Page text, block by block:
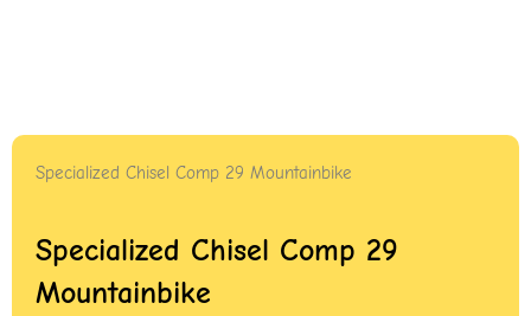
Specialized Chisel Comp 29 Mountainbike
Specialized Chisel Comp 29
Mountainbike